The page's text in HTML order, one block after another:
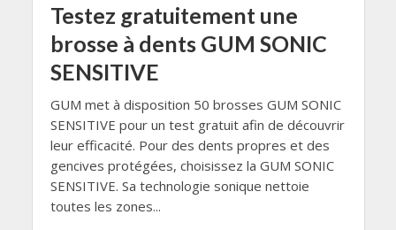
Testez gratuitement une
brosse à dents GUM SONIC
SENSITIVE
GUM met à disposition 50 brosses GUM SONIC
SENSITIVE pour un test gratuit afin de découvrir
leur efficacité. Pour des dents propres et des
gencives protégées, choisissez la GUM SONIC
SENSITIVE. Sa technologie sonique nettoie
toutes les zones...